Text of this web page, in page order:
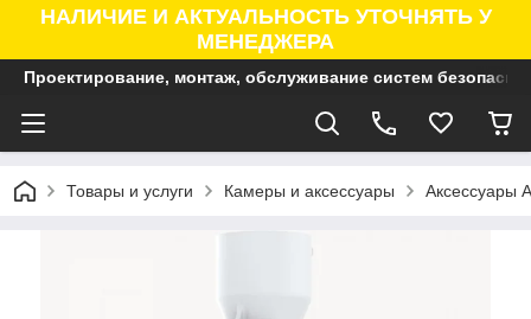
НАЛИЧИЕ И АКТУАЛЬНОСТЬ УТОЧНЯТЬ У
МЕНЕДЖЕРА
Проектирование, монтаж, обслуживание систем
Товары и услуги Камеры и аксессуары Аксессуары